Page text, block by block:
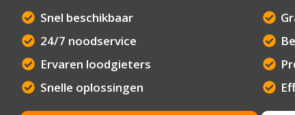
Snel beschikbaar
24/7 noodservice
Ervaren loodgieters
Snelle oplossingen